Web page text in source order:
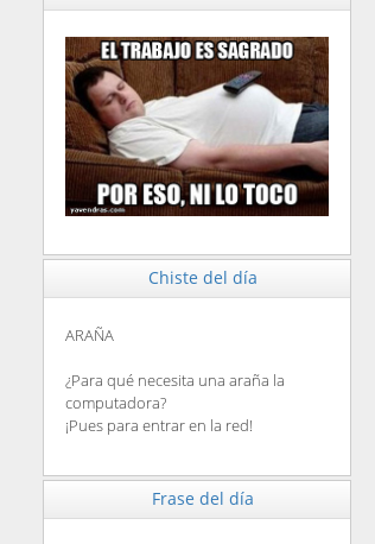
Chiste del día
ARAÑA
¿Para qué necesita una araña la
computadora?
¡Pues para entrar en la red!
Frase del día